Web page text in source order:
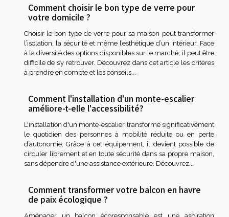
Comment choisir le bon type de verre pour
votre domicile ?
Choisir le bon type de verre pour sa maison peut transformer
l’isolation, la sécurité et même l’esthétique d’un intérieur. Face
à la diversité des options disponibles sur le marché, il peut être
difficile de s’y retrouver. Découvrez dans cet article les critères
à prendre en compte et les conseils...
Comment l'installation d'un monte-escalier
améliore-t-elle l'accessibilité?
L'installation d'un monte-escalier transforme significativement
le quotidien des personnes à mobilité réduite ou en perte
d’autonomie. Grâce à cet équipement, il devient possible de
circuler librement et en toute sécurité dans sa propre maison,
sans dépendre d'une assistance extérieure. Découvrez...
Comment transformer votre balcon en havre
de paix écologique ?